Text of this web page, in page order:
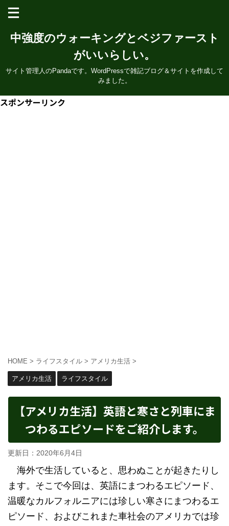
中強度のウォーキングとベジファースト
がいいらしい。
サイト管理人のPandaです。WordPressで雑記ブログ＆サイトを作成して
みました。
スポンサーリンク
HOME > ライフスタイル > アメリカ生活 >
アメリカ生活 ライフスタイル
【アメリカ生活】英語と寒さと列車にま
つわるエピソードをご紹介します。
更新日： 2020年6月4日
海外で生活していると、思わぬことが起きたりし
ます。そこで今回は、英語にまつわるエピソード、
温暖なカルフォルニアには珍しい寒さにまつわるエ
ピソード、およびこれまた車社会のアメリカでは珍